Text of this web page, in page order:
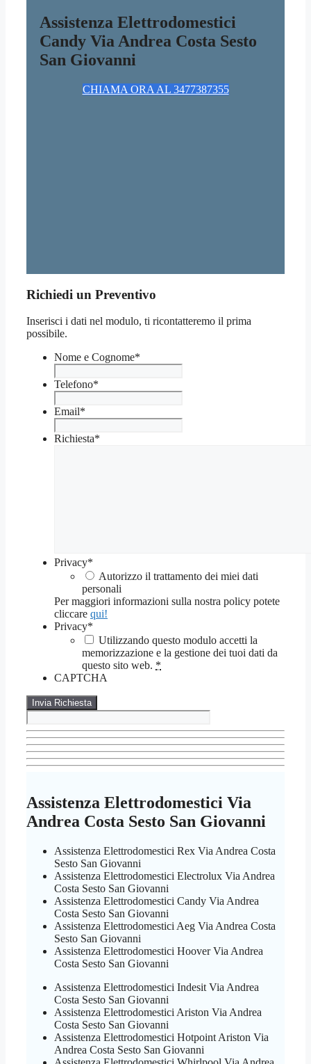
Assistenza Elettrodomestici
Candy Via Andrea Costa Sesto
San Giovanni
CHIAMA ORA AL 3477387355
Richiedi un Preventivo
Inserisci i dati nel modulo, ti ricontatteremo il prima
possibile.
Nome e Cognome*
Telefono*
Email*
Richiesta*
Privacy*
Autorizzo il trattamento dei miei dati
personali
Per maggiori informazioni sulla nostra policy potete
cliccare qui!
Privacy*
Utilizzando questo modulo accetti la
memorizzazione e la gestione dei tuoi dati da
questo sito web. *
CAPTCHA
Assistenza Elettrodomestici Via
Andrea Costa Sesto San Giovanni
Assistenza Elettrodomestici Rex Via Andrea Costa
Sesto San Giovanni
Assistenza Elettrodomestici Electrolux Via Andrea
Costa Sesto San Giovanni
Assistenza Elettrodomestici Candy Via Andrea
Costa Sesto San Giovanni
Assistenza Elettrodomestici Aeg Via Andrea Costa
Sesto San Giovanni
Assistenza Elettrodomestici Hoover Via Andrea
Costa Sesto San Giovanni
Assistenza Elettrodomestici Indesit Via Andrea
Costa Sesto San Giovanni
Assistenza Elettrodomestici Ariston Via Andrea
Costa Sesto San Giovanni
Assistenza Elettrodomestici Hotpoint Ariston Via
Andrea Costa Sesto San Giovanni